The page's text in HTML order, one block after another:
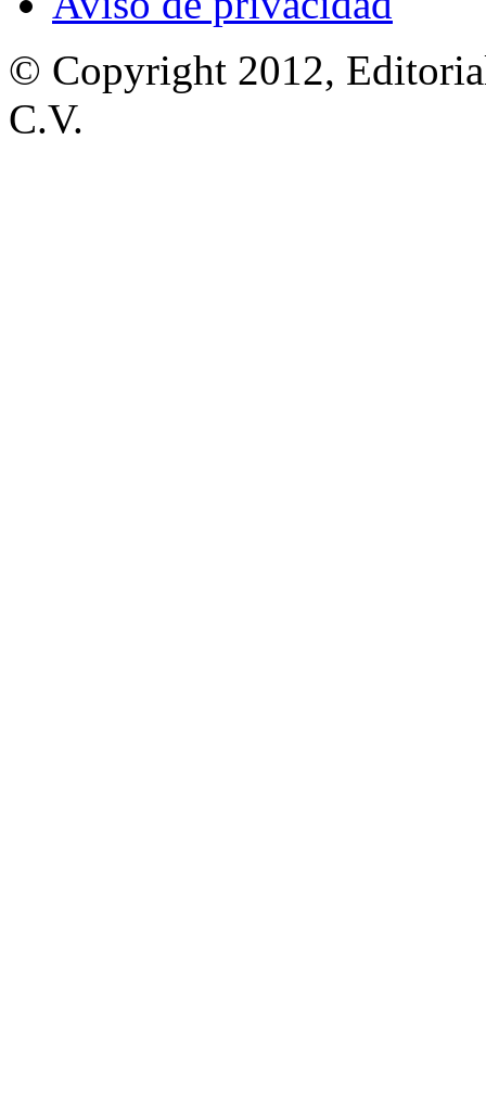
© Copyright 2012,
C.V.